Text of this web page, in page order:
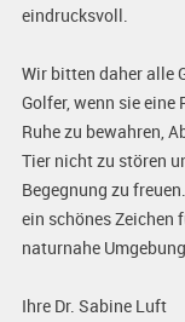
eindrucksvoll.
Wir bitten daher alle
Golfer, wenn sie eine
Ruhe zu bewahren,
Tier nicht zu stören
Begegnung zu
ein schönes Zeichen
naturnahe
Ihre Dr. Sabine Luft